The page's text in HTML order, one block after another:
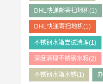
DHL快递邮寄扫地机(1)
DHL快递寄扫地机(1)
不锈钢水箱尝试清理(1)
深度清理不锈钢水箱(2)
不锈钢水箱水锈(1)